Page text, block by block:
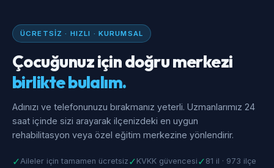
ÜCRETSIZ · HIZLI · KURUMSAL
Çocuğunuz için doğru merkezi
birlikte bulalım.
Adınızı ve telefonunuzu bırakmanız yeterli. Uzmanlarımız 24
saat içinde sizi arayarak ilçenizdeki en uygun
rehabilitasyon veya özel eğitim merkezine yönlendirir.
✓Aileler için tamamen ücretsiz ✓ KVKK güvencesi ✓ 81 il · 973 ilçe